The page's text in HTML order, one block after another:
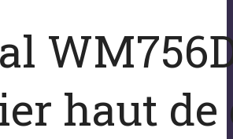
haut de